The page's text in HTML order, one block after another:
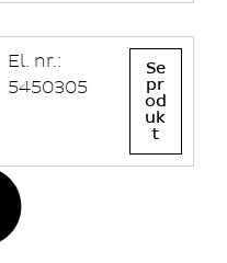
El. nr.:
5450305
Se
pr
od
uk
t